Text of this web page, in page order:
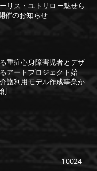
リス・ユトリロ ―魅せら
催のお知らせ
重症心身障害児者とデザ
アートプロジェクト始
護利用モデル作成事業か
10024